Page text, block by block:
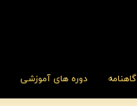
گاهنامه دوره های آموزشی